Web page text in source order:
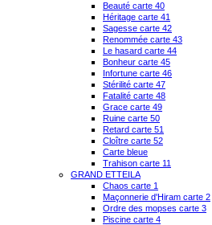
Beauté carte 40
Héritage carte 41
Sagesse carte 42
Renommée carte 43
Le hasard carte 44
Bonheur carte 45
Infortune carte 46
Stérilité carte 47
Fatalité carte 48
Grace carte 49
Ruine carte 50
Retard carte 51
Cloître carte 52
Carte bleue
Trahison carte 11
GRAND ETTEILA
Chaos carte 1
Maçonnerie d'Hiram carte 2
Ordre des mopses carte 3
Piscine carte 4